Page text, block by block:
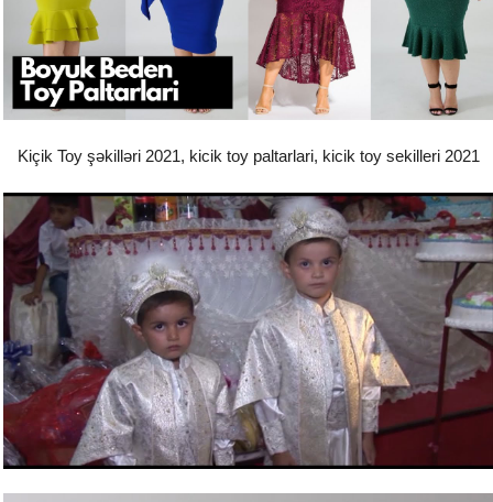
Kiçik Toy şəkilləri 2021, kicik toy paltarlari, kicik toy sekilleri 2021